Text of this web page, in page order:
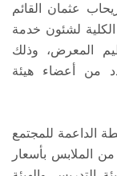
عثمان القائم
الكلية لشئون خدمة
المعرض، وذلك
من أعضاء هيئة
الداعمة للمجتمع
الملابس بأسعار